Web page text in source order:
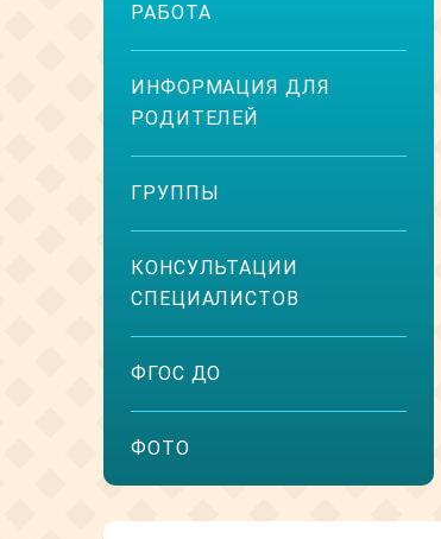
РАБОТА
ИНФОРМАЦИЯ ДЛЯ
РОДИТЕЛЕЙ
ГРУППЫ
КОНСУЛЬТАЦИИ
СПЕЦИАЛИСТОВ
ФГОС ДО
ФОТО